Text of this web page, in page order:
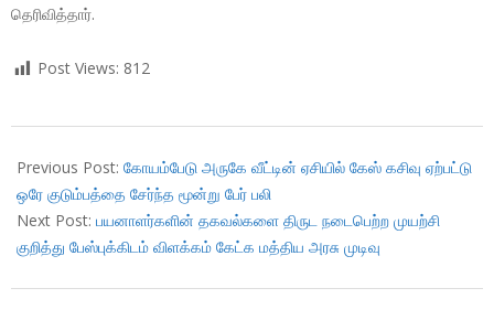
தெரிவித்தார்.
Post Views: 812
10-
02
Previous Post: கோயம்பேடு அருகே வீட்டின் ஏசியில் கேஸ் கசிவு ஏற்பட்டு
ஒரே குடும்பத்தை சேர்ந்த மூன்று பேர் பலி
Next Post: பயனாளர்களின் தகவல்களை திருட நடைபெற்ற முயற்சி
குறித்து பேஸ்புக்கிடம் விளக்கம் கேட்க மத்திய அரசு முடிவு